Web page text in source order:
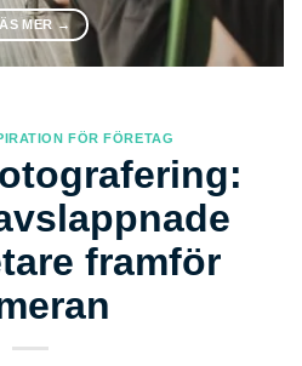
MER →
FÖR FÖRETAG
framför